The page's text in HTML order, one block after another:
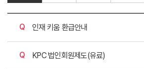
질문
인재 키움 환급안내
질문
KPC 법인회원제도(유료)